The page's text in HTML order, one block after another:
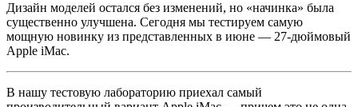
Дизайн моделей остался без изменений, но «начинка» была
существенно улучшена. Сегодня мы тестируем самую
мощную новинку из представленных в июне — 27-дюймовый
Apple iMac.
В нашу тестовую лабораторию приехал самый